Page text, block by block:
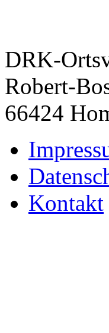
DRK-
Robert-
66424
Kontakt